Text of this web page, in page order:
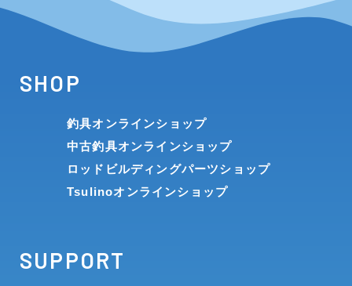
SHOP
釣具オンラインショップ
中古釣具オンラインショップ
ロッドビルディングパーツショップ
Tsulinoオンラインショップ
SUPPORT